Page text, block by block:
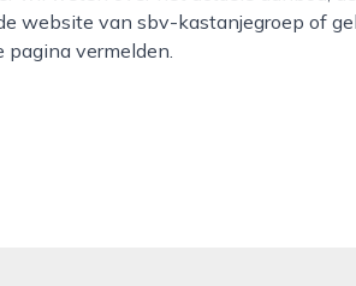
website van sbv-kastanjegroep of
pagina vermelden.